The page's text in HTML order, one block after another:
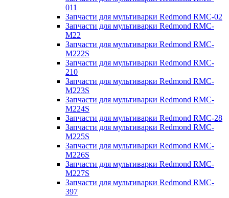
011
Запчасти для мультиварки Redmond RMC-02
Запчасти для мультиварки Redmond RMC-
M22
Запчасти для мультиварки Redmond RMC-
M222S
Запчасти для мультиварки Redmond RMC-
210
Запчасти для мультиварки Redmond RMC-
M223S
Запчасти для мультиварки Redmond RMC-
M224S
Запчасти для мультиварки Redmond RMC-28
Запчасти для мультиварки Redmond RMC-
M225S
Запчасти для мультиварки Redmond RMC-
M226S
Запчасти для мультиварки Redmond RMC-
M227S
Запчасти для мультиварки Redmond RMC-
397